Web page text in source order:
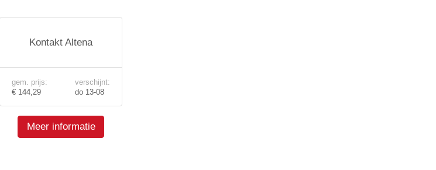
Kontakt Altena
gem. prijs:
€ 144,29
verschijnt:
do 13-08
Meer informatie